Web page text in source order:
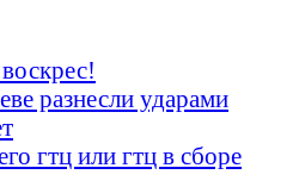
разнесли ударами
гтц или гтц в сборе